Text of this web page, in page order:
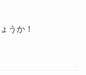
うか！